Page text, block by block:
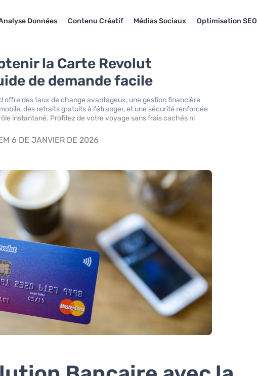
Données Contenu Créatif Médias Sociaux Optimisation SEO
la Carte Revolut
de demande facile
offre des taux de change avantageux, une gestion financière
des retraits gratuits à l'étranger, et une sécurité renforcée
instantané. Profitez de votre voyage sans frais cachés ni
6 DE JANVIER DE 2026